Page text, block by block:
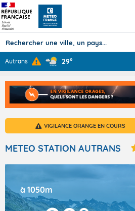
TOUS LES
Autrans 29°
VIGILANCE ORANGE EN COURS
METEO STATION AUTRANS
à 1050m